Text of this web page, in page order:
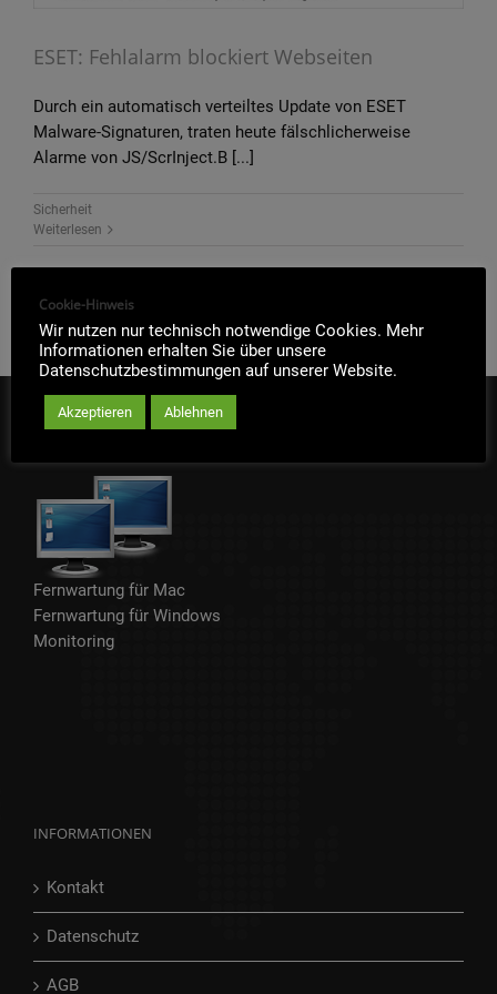
ESET: Fehlalarm blockiert Webseiten
Durch ein automatisch verteiltes Update von ESET
Malware-Signaturen, traten heute fälschlicherweise
Alarme von JS/ScrInject.B [...]
Sicherheit
Weiterlesen
IT-SOFORTHILFE
Fernwartung für Mac
Fernwartung für Windows
Monitoring
INFORMATIONEN
Kontakt
Datenschutz
AGB
Cookie-Hinweis
Wir nutzen nur technisch notwendige Cookies. Mehr
Informationen erhalten Sie über unsere
Datenschutzbestimmungen auf unserer Website.
Akzeptieren Ablehnen